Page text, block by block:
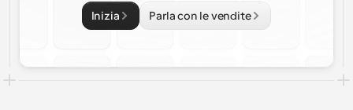
Inizia Parla con le vendite